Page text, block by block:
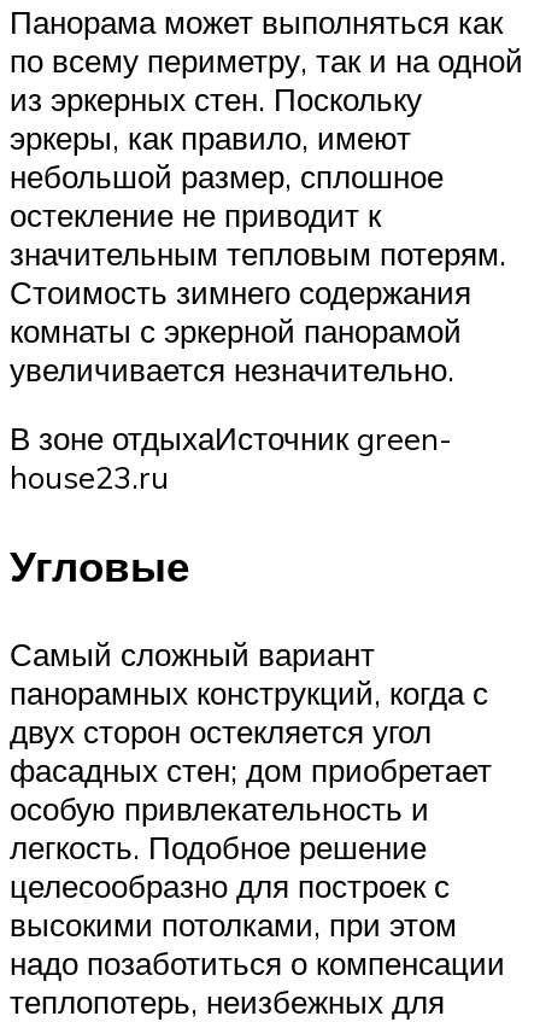
Панорама может выполняться как
по всему периметру, так и на одной
из эркерных стен. Поскольку
эркеры, как правило, имеют
небольшой размер, сплошное
остекление не приводит к
значительным тепловым потерям.
Стоимость зимнего содержания
комнаты с эркерной панорамой
увеличивается незначительно.
В зоне отдыхаИсточник green-
house23.ru
Угловые
Самый сложный вариант
панорамных конструкций, когда с
двух сторон остекляется угол
фасадных стен; дом приобретает
особую привлекательность и
легкость. Подобное решение
целесообразно для построек с
высокими потолками, при этом
надо позаботиться о компенсации
теплопотерь, неизбежных для